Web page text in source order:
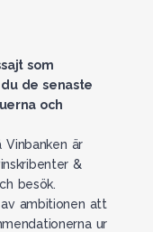
som
de senaste
och
är
&
besök.
ambitionen att
ur